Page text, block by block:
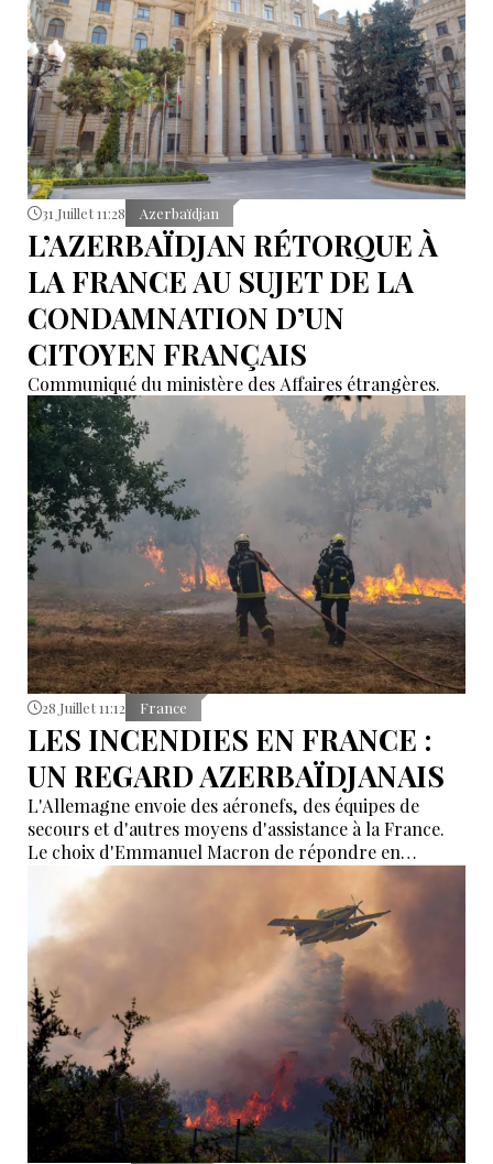
31 Juillet 11:28 Azerbaïdjan
L’AZERBAÏDJAN RÉTORQUE À
LA FRANCE AU SUJET DE LA
CONDAMNATION D’UN
CITOYEN FRANÇAIS
Communiqué du ministère des Affaires étrangères.
28 Juillet 11:12 France
LES INCENDIES EN FRANCE :
UN REGARD AZERBAÏDJANAIS
L'Allemagne envoie des aéronefs, des équipes de
secours et d'autres moyens d'assistance à la France.
Le choix d'Emmanuel Macron de répondre en
allemand a eu une portée symbolique.